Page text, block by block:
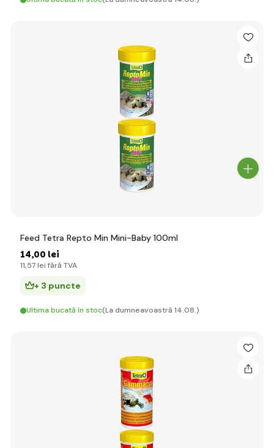
Feed Tetra Repto Min Mini-Baby 100ml
14,00 lei
11,57 lei fără TVA
+ 3 puncte
Ultima bucată în stoc(La dumneavoastră 14.08.)